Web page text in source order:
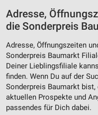
Adresse,
die Sonderpreis
Adresse, Öffnungszeiten
Sonderpreis Baumarkt
Deiner Lieblingsfiliale
finden. Wenn Du auf der
Sonderpreis Baumarkt
aktuellen Prospekte und
passendes für Dich dabei.